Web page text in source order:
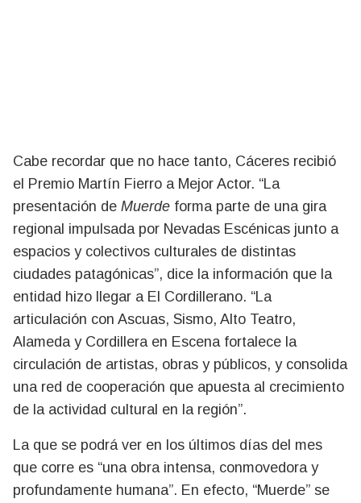
Cabe recordar que no hace tanto, Cáceres recibió
el Premio Martín Fierro a Mejor Actor. “La
presentación de Muerde forma parte de una gira
regional impulsada por Nevadas Escénicas junto a
espacios y colectivos culturales de distintas
ciudades patagónicas”, dice la información que la
entidad hizo llegar a El Cordillerano. “La
articulación con Ascuas, Sismo, Alto Teatro,
Alameda y Cordillera en Escena fortalece la
circulación de artistas, obras y públicos, y consolida
una red de cooperación que apuesta al crecimiento
de la actividad cultural en la región”.
La que se podrá ver en los últimos días del mes
que corre es “una obra intensa, conmovedora y
profundamente humana”. En efecto, “Muerde” se